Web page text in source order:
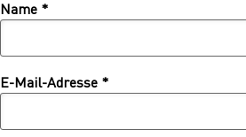
Name *
E-Mail-Adresse *